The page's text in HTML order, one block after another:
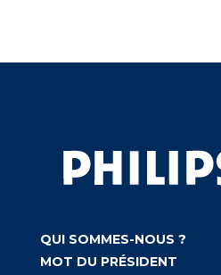
QUI SOMMES-NOUS ?
MOT DU PRÉSIDENT